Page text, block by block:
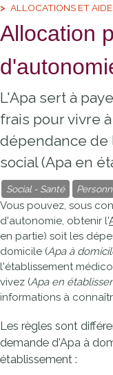
ALLOCATIONS ET
Allocation
L'Apa sert à
frais pour vivre
dépendance
social (Apa en
Social - Santé
Vous pouvez, sous
d'autonomie, obtenir l'
en partie) soit les
domicile (Apa à
l'établissement
vivez (Apa en
informations à
Les règles sont
demande d'Apa à
établissement :